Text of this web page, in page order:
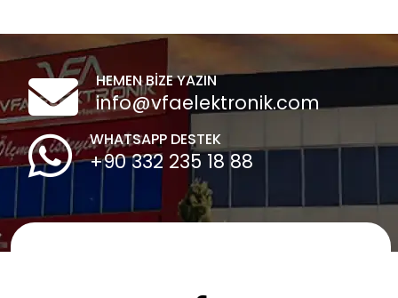
HEMEN BİZE YAZIN
info@vfaelektronik.com
WHATSAPP DESTEK
+90 332 235 18 88